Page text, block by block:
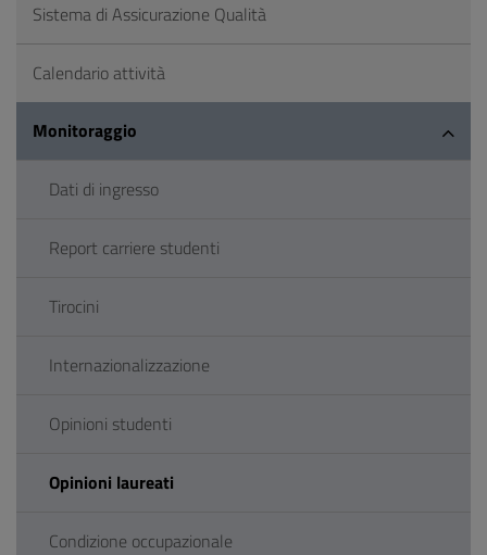
Sistema di Assicurazione Qualità
Calendario attività
Monitoraggio
Dati di ingresso
Report carriere studenti
Tirocini
Internazionalizzazione
Opinioni studenti
Opinioni laureati
Condizione occupazionale